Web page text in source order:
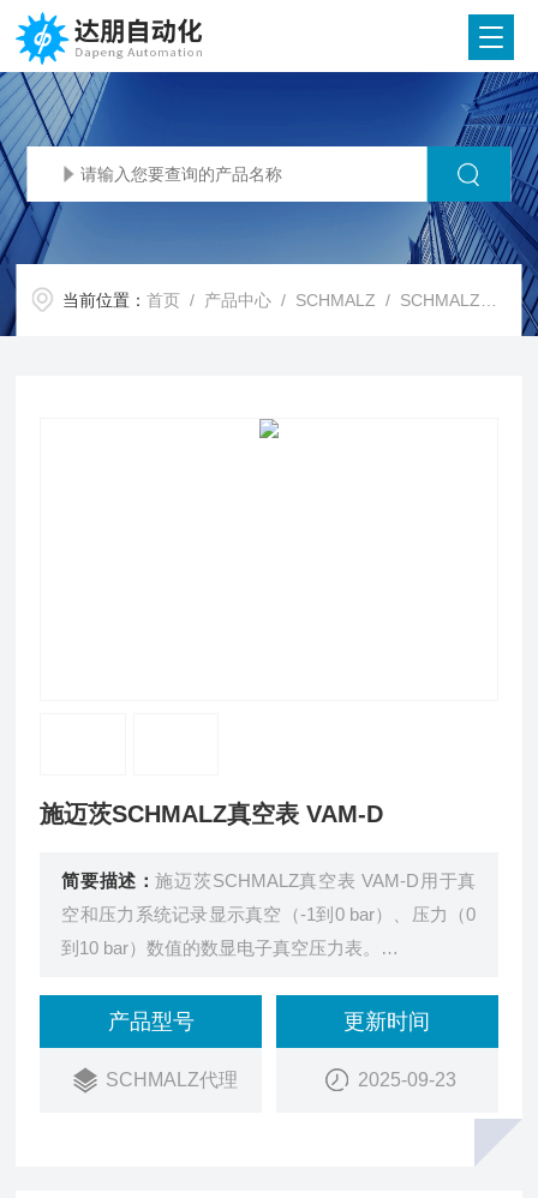
当前位置：首页 / 产品中心 / SCHMALZ / SCHMALZ真空阀
施迈茨SCHMALZ真空表 VAM-D
简要描述：施迈茨SCHMALZ真空表 VAM-D用于真
空和压力系统记录显示真空（-1到0 bar）、压力（0
到10 bar）数值的数显电子真空压力表。
产品型号
SCHMALZ代理
更新时间
2025-09-23